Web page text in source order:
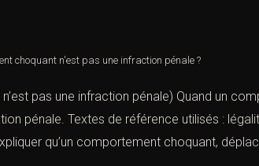
choquant n'est pas une infraction pénale ?
pas une infraction pénale) Quand un
pénale. Textes de référence utilisés :
qu’un comportement choquant,